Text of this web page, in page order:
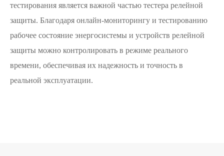
тестирования является важной частью тестера релейной
защиты. Благодаря онлайн-мониторингу и тестированию
рабочее состояние энергосистемы и устройств релейной
защиты можно контролировать в режиме реального
времени, обеспечивая их надежность и точность в
реальной эксплуатации.